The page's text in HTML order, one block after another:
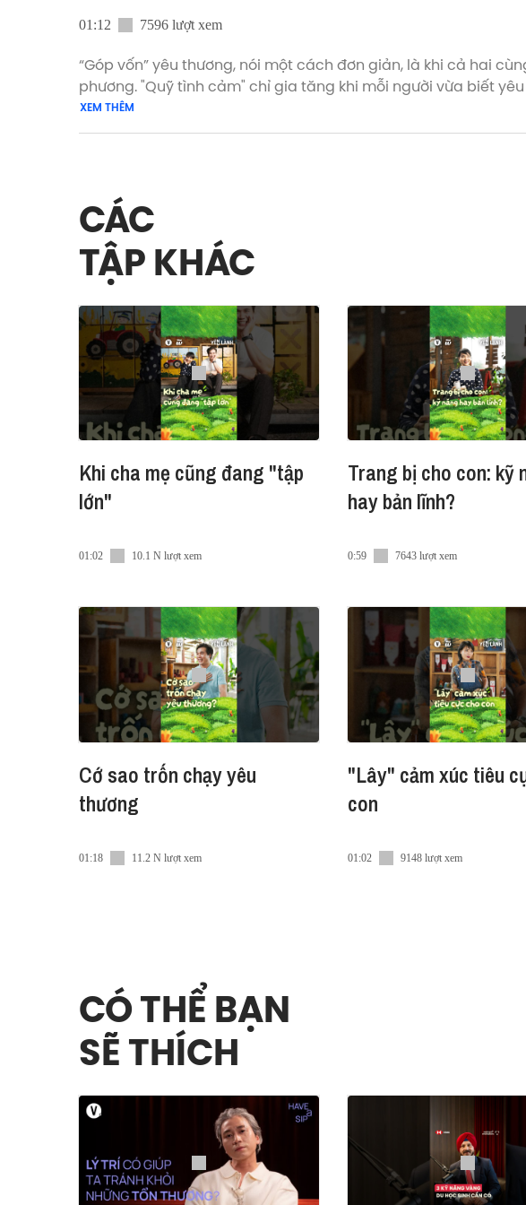
01:12 7596 lượt xem
“Góp vốn” yêu thương, nói một cách đơn giản, là khi cả hai
phương. "Quỹ tình cảm" chỉ gia tăng khi mỗi người vừa biết
dưỡng tình yêu họ dành cho mình.
#YêuLành #Vietcetera_Podcast #YL_S5_4 #Parenting
XEM THÊM
CÁC
TẬP KHÁC
Khi cha mẹ cũng đang "tập
lớn"
01:02 10.1 N lượt xem
Trang bị cho con: kỹ
hay bản lĩnh?
0:59 7643 lượt xem
Cớ sao trốn chạy yêu
thương
01:18 11.2 N lượt xem
"Lây" cảm xúc tiêu
con
01:02 9148 lượt xem
CÓ THỂ BẠN
SẼ THÍCH